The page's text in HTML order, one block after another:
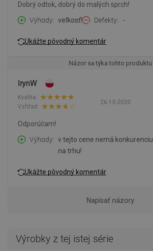
Dobrý odtok, dobrý do malých sprch!
Výhody
veľkosť! Defekty -
Ukážte pôvodný komentár
Názor sa týka tohto produktu
IrynW
26-10-2020
Kvalita:
Vzhľad:
Odporúčam!
Výhody
v tejto cene nemá konkurenciu
na trhu!
Ukážte pôvodný komentár
Napísať názory
Výrobky z tej istej série